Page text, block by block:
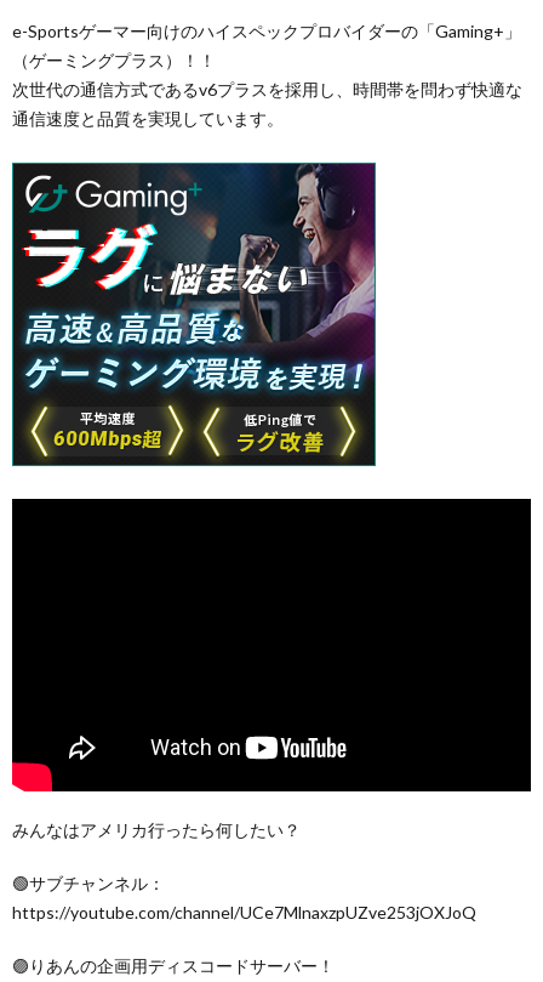
e-Sportsゲーマー向けのハイスペックプロバイダーの「Gaming+」
（ゲーミングプラス）！！
次世代の通信方式であるv6プラスを採用し、時間帯を問わず快適な
通信速度と品質を実現しています。
みんなはアメリカ行ったら何したい？
🟢サブチャンネル：
https://youtube.com/channel/UCe7MlnaxzpUZve253jOXJoQ
🟣りあんの企画用ディスコードサーバー！